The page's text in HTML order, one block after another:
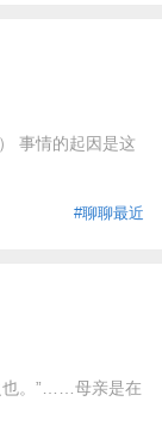
事情的起因是这
#聊聊最近
也。”……母亲是在